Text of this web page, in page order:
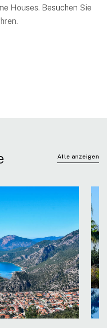
Houses. Besuchen Sie
Alle anzeigen